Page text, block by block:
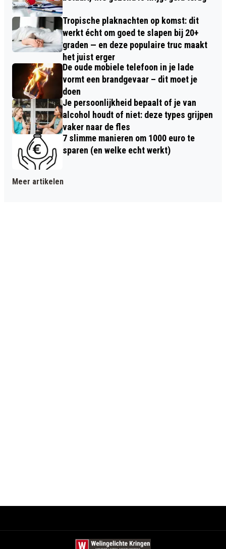
Tropische plaknachten op komst: dit
werkt écht om goed te slapen bij 20+
graden — en deze populaire truc maakt
het juist erger
De oude mobiele telefoon in je lade
vormt een brandgevaar – dit moet je
doen
Je persoonlijkheid bepaalt of je van
alcohol houdt of niet: deze types grijpen
vaker naar de fles
7 slimme manieren om 1000 euro te
sparen (en welke echt werkt)
Meer artikelen